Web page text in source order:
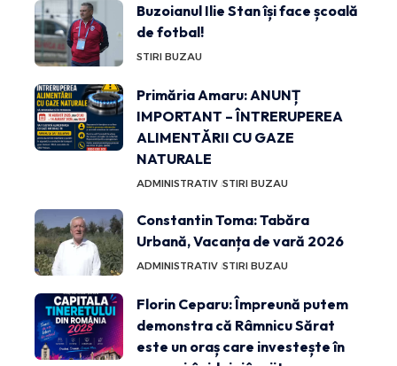
Buzoianul Ilie Stan își face școală
de fotbal!
STIRI BUZAU
Primăria Amaru: ANUNȚ
IMPORTANT – ÎNTRERUPEREA
ALIMENTĂRII CU GAZE
NATURALE
ADMINISTRATIV STIRI BUZAU
Constantin Toma: Tabăra
Urbană, Vacanța de vară 2026
ADMINISTRATIV STIRI BUZAU
Florin Ceparu: Împreună putem
demonstra că Râmnicu Sărat
este un oraș care investește în